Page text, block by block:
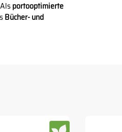
portooptimierte
Bücher- und